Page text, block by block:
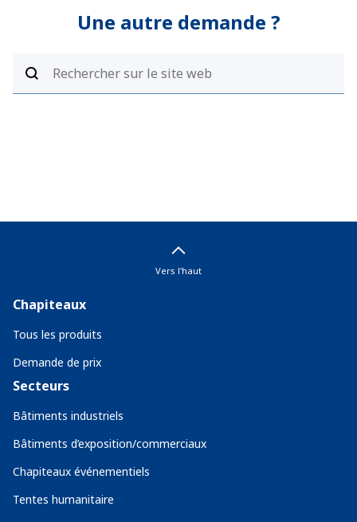
Une autre demande ?
Vers l'haut
Chapiteaux
Tous les produits
Demande de prix
Secteurs
Bâtiments industriels
Bâtiments d’exposition/commerciaux
Chapiteaux événementiels
Tentes humanitaire